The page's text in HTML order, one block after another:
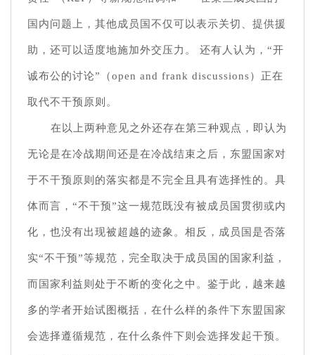
国内问题上，其他成员国不仅可以表示关切、提供援
助，还可以适度地施加外交压力。 还有人认为，“开
诚布公的讨论”（open and frank discussions）正在
取代不干预原则。
在以上两种意见之外还存在第三种观点，即认为
无论是在冷战期间还是在冷战结束之后，东盟国家对
于不干预原则的落实都是不完全且具有选择性的。具
体而言，“不干预”这一规范既没有被成员国贯彻或内
化，也没有出现被超越的迹象。相反，成员国是否落
实“不干预”等规范，完全取决于成员国的国家利益 ,
而国家利益则处于不断的变化之中。鉴于此，越来越
多的学者开始试图概括，在什么样的条件下东盟国家
会选择遵循规范，在什么条件下则会选择发起干预。